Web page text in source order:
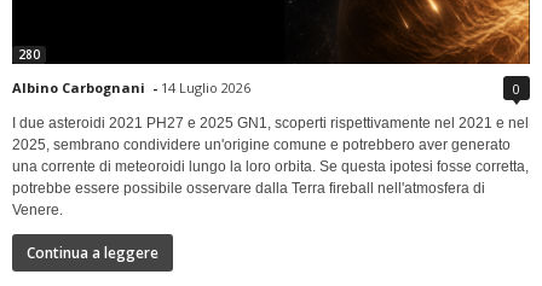
280
Albino Carbognani - 14 Luglio 2026 0
I due asteroidi 2021 PH27 e 2025 GN1, scoperti rispettivamente nel 2021 e nel
2025, sembrano condividere un'origine comune e potrebbero aver generato
una corrente di meteoroidi lungo la loro orbita. Se questa ipotesi fosse corretta,
potrebbe essere possibile osservare dalla Terra fireball nell'atmosfera di
Venere.
Continua a leggere